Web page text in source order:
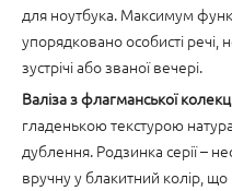
для ноутбука. Максимум
упорядковано особисті речі,
зустрічі або званої вечері.
Валіза з флагманської
гладенькою текстурою
дублення. Родзинка серії –
вручну у блакитний колір,